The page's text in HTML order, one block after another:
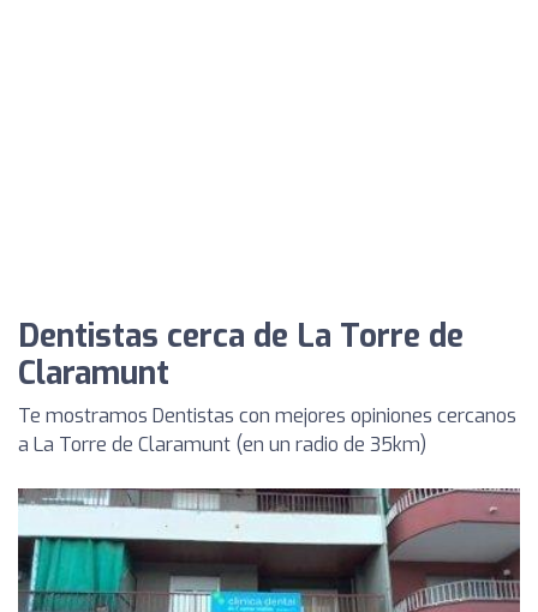
Dentistas cerca de La Torre de
Claramunt
Te mostramos Dentistas con mejores opiniones cercanos
a La Torre de Claramunt (en un radio de 35km)